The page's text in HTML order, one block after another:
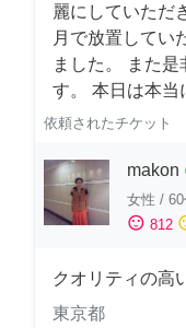
麗にしていただ
月で放置してい
ました。 また
す。 本日は本当
依頼されたチケット
makon
女性 /
sentiment_satisfied 812
クオリティの高
東京都